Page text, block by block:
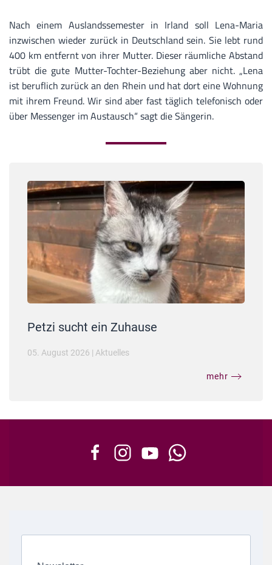
Nach einem Auslandssemester in Irland soll Lena-Maria
inzwischen wieder zurück in Deutschland sein. Sie lebt rund
400 km entfernt von ihrer Mutter. Dieser räumliche Abstand
trübt die gute Mutter-Tochter-Beziehung aber nicht. „Lena
ist beruflich zurück an den Rhein und hat dort eine Wohnung
mit ihrem Freund. Wir sind aber fast täglich telefonisch oder
über Messenger im Austausch“ sagt die Sängerin.
Petzi sucht ein Zuhause
05. August 2026 | Aktuelles
mehr